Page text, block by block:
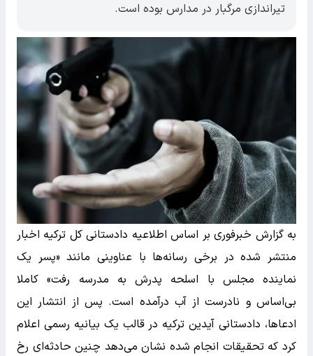
تیراندازی مرگبار در مدارس بوده است.
به گزارش خبرفوری بر اساس اطلاعیه دادستانی کل ترکیه اخبار
منتشر شده در برخی رسانه‌ها با عناوینی مانند «پسر یک
نماینده مجلس با اسلحه پدرش به مدرسه رفت» کاملا
بی‌اساس و نادرست از آب درآمده است. پس از انتشار این
ادعاها، دادستانی آیدین ترکیه در قالب یک بیانیه رسمی اعلام
کرد که تحقیقات انجام شده نشان می‌دهد چنین حادثه‌ای رخ